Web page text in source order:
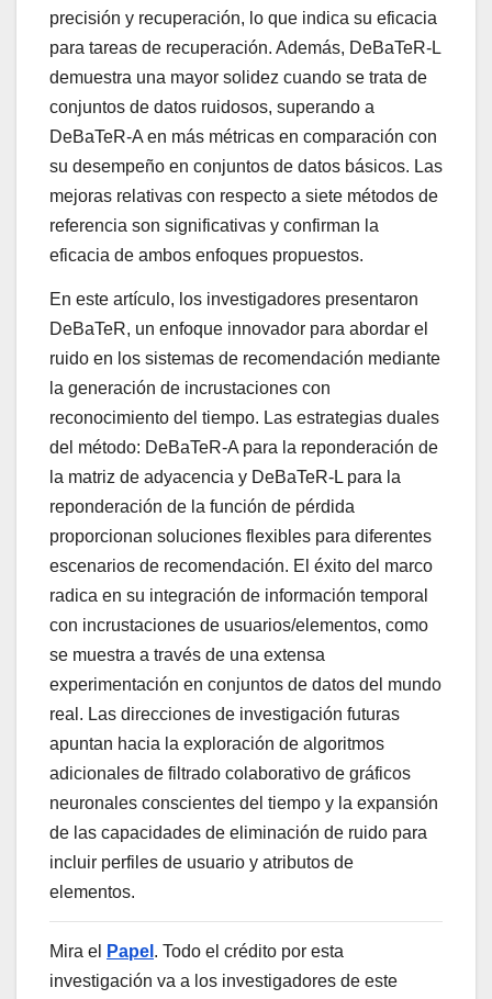
precisión y recuperación, lo que indica su eficacia
para tareas de recuperación. Además, DeBaTeR-L
demuestra una mayor solidez cuando se trata de
conjuntos de datos ruidosos, superando a
DeBaTeR-A en más métricas en comparación con
su desempeño en conjuntos de datos básicos. Las
mejoras relativas con respecto a siete métodos de
referencia son significativas y confirman la
eficacia de ambos enfoques propuestos.
En este artículo, los investigadores presentaron
DeBaTeR, un enfoque innovador para abordar el
ruido en los sistemas de recomendación mediante
la generación de incrustaciones con
reconocimiento del tiempo. Las estrategias duales
del método: DeBaTeR-A para la reponderación de
la matriz de adyacencia y DeBaTeR-L para la
reponderación de la función de pérdida
proporcionan soluciones flexibles para diferentes
escenarios de recomendación. El éxito del marco
radica en su integración de información temporal
con incrustaciones de usuarios/elementos, como
se muestra a través de una extensa
experimentación en conjuntos de datos del mundo
real. Las direcciones de investigación futuras
apuntan hacia la exploración de algoritmos
adicionales de filtrado colaborativo de gráficos
neuronales conscientes del tiempo y la expansión
de las capacidades de eliminación de ruido para
incluir perfiles de usuario y atributos de
elementos.
Mira el Papel . Todo el crédito por esta
investigación va a los investigadores de este